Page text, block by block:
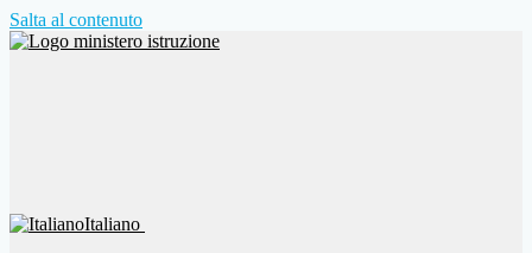
Salta al contenuto
Italiano